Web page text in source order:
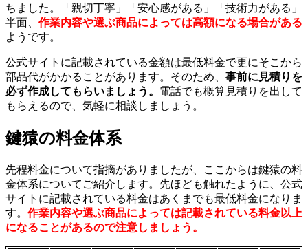
ちました。「親切丁寧」「安心感がある」「技術力がある」
半面、 作業内容や選ぶ商品によっては高額になる場合がある
ようです。
公式サイトに記載されている金額は最低料金で更にそこから
部品代がかかることがあります。そのため、 事前に見積りを
必ず作成してもらいましょう。 電話でも概算見積りを出して
もらえるので、気軽に相談しましょう。
鍵猿の料金体系
先程料金について指摘がありましたが、ここからは鍵猿の料
金体系についてご紹介します。先ほども触れたように、公式
サイトに記載されている料金はあくまでも最低料金になりま
す。 作業内容や選ぶ商品によっては記載されている料金以上
になることがあるので注意しましょう。